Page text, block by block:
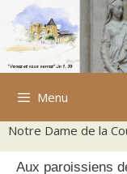
Aller
contenu
Menu
Notre Dame de la
Aux paroissiens